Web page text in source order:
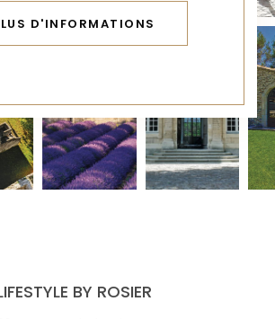
D'INFORMATIONS
BY ROSIER